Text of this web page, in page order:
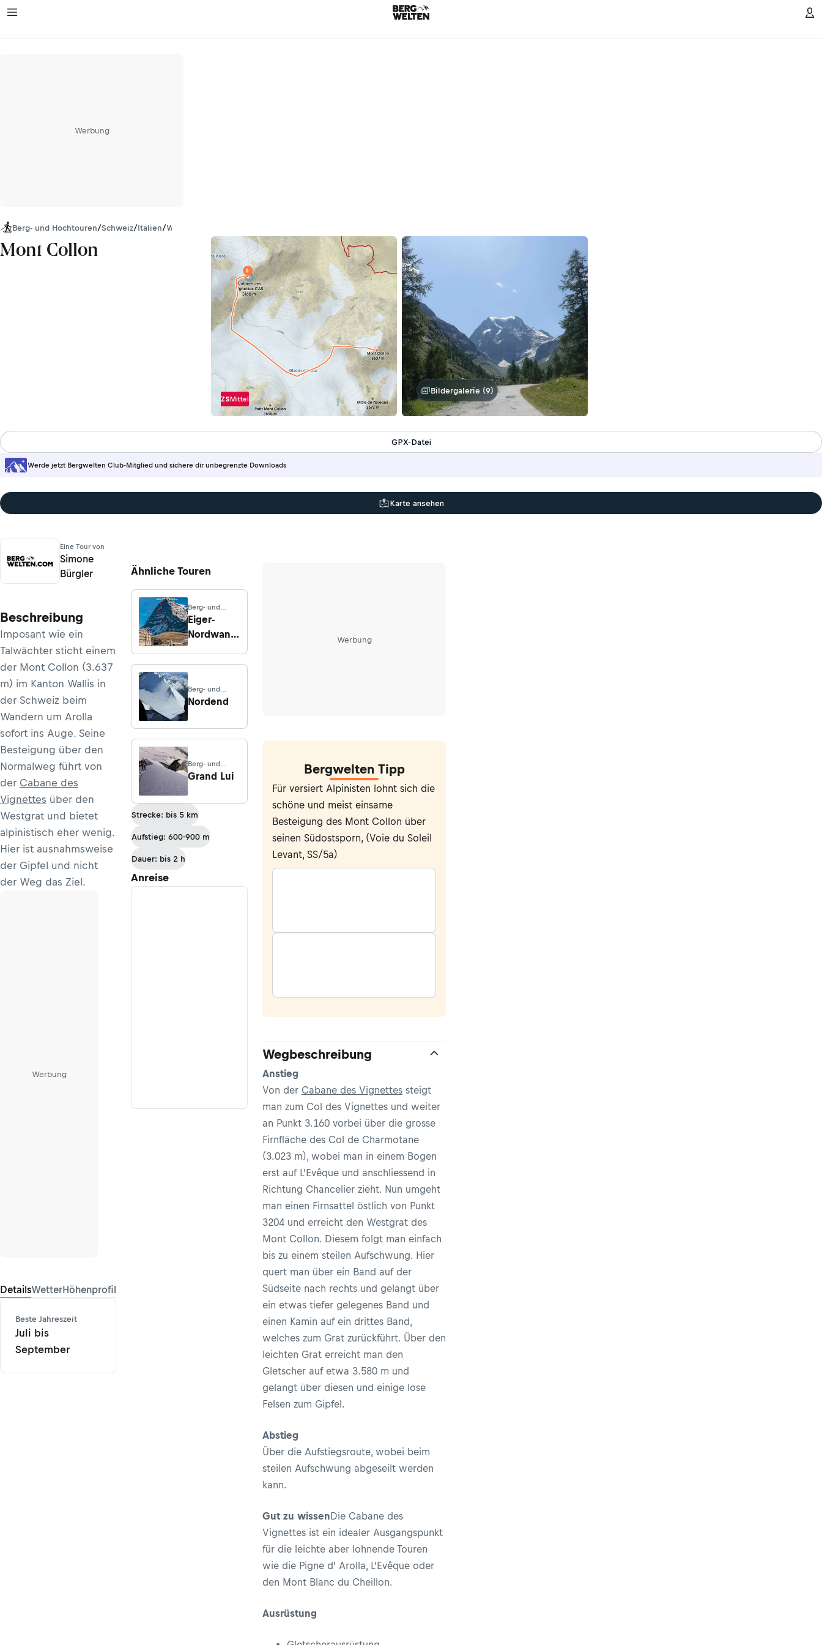
Werbung
Berg- und Hochtouren/Schweiz/Italien/Wallis
Mont Collon
ZSMittel
Bildergalerie (9)
Werde jetzt Bergwelten Club-Mitglied und sichere dir unbegrenzte Downloads
GPX-Datei
Karte ansehen
Eine Tour von
Simone
Bürgler
Beschreibung
Imposant wie ein
Talwächter sticht einem
der Mont Collon (3.637
m) im Kanton Wallis in
der Schweiz beim
Wandern um Arolla
sofort ins Auge. Seine
Besteigung über den
Normalweg führt von
der Cabane des
Vignettes über den
Westgrat und bietet
alpinistisch eher wenig.
Hier ist ausnahmsweise
der Gipfel und nicht
der Weg das Ziel.
Werbung
DetailsWetterHöhenprofil
Beste Jahreszeit
Juli bis
September
Ähnliche Touren
Berg- und
Hochtouren ·
Bern
Eiger-
Nordwand,
Route
Berg- und
Hochtouren ·
Wallis
Nordend
Berg- und
Hochtouren ·
Aostatal
Grand Lui
Strecke: bis 5 km
Aufstieg: 600-900 m
Dauer: bis 2 h
Anreise
Werbung
Bergwelten Tipp
Für versiert Alpinisten lohnt sich die
schöne und meist einsame
Besteigung des Mont Collon über
seinen Südostsporn, (Voie du Soleil
Levant, SS/5a)
Wegbeschreibung
Anstieg
Von der Cabane des Vignettes steigt
man zum Col des Vignettes und weiter
an Punkt 3.160 vorbei über die grosse
Firnfläche des Col de Charmotane
(3.023 m), wobei man in einem Bogen
erst auf L'Evêque und anschliessend in
Richtung Chancelier zieht. Nun umgeht
man einen Firnsattel östlich von Punkt
3204 und erreicht den Westgrat des
Mont Collon. Diesem folgt man einfach
bis zu einem steilen Aufschwung. Hier
quert man über ein Band auf der
Südseite nach rechts und gelangt über
ein etwas tiefer gelegenes Band und
einen Kamin auf ein drittes Band,
welches zum Grat zurückführt. Über den
leichten Grat erreicht man den
Gletscher auf etwa 3.580 m und
gelangt über diesen und einige lose
Felsen zum Gipfel.
Abstieg
Über die Aufstiegsroute, wobei beim
steilen Aufschwung abgeseilt werden
kann.
Gut zu wissenDie Cabane des
Vignettes ist ein idealer Ausgangspunkt
für die leichte aber lohnende Touren
wie die Pigne d’ Arolla, L'Evêque oder
den Mont Blanc du Cheillon.
Ausrüstung